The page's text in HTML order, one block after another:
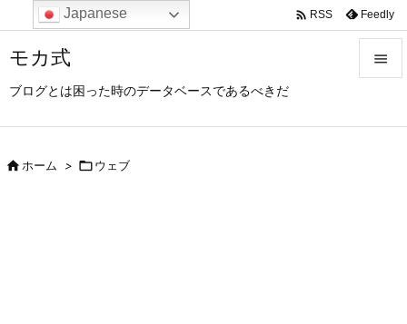
モカ式
ブログとは困った時のデータベースであるべきだ

 RSS Feedly
ホーム > ウェブ
Japanese